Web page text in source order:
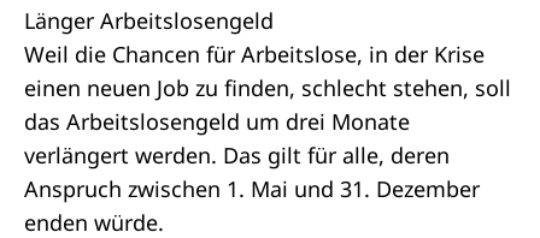
Länger Arbeitslosengeld
Weil die Chancen für Arbeitslose, in der Krise
einen neuen Job zu finden, schlecht stehen, soll
das Arbeitslosengeld um drei Monate
verlängert werden. Das gilt für alle, deren
Anspruch zwischen 1. Mai und 31. Dezember
enden würde.